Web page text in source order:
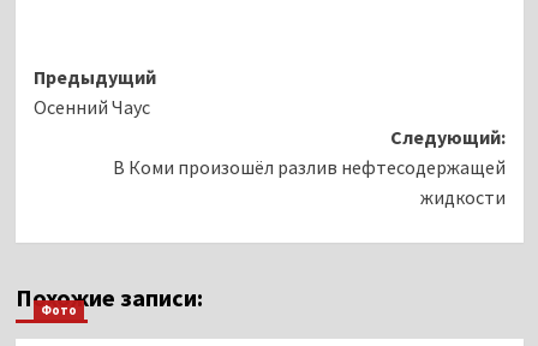
Навигация
записи
Предыдущий
Осенний Чаус
Следующий:
В Коми произошёл разлив нефтесодержащей
жидкости
Похожие записи:
Фото